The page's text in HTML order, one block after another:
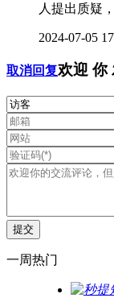
人提出质疑
2024-07-05
取消回复欢迎 你
一周热门